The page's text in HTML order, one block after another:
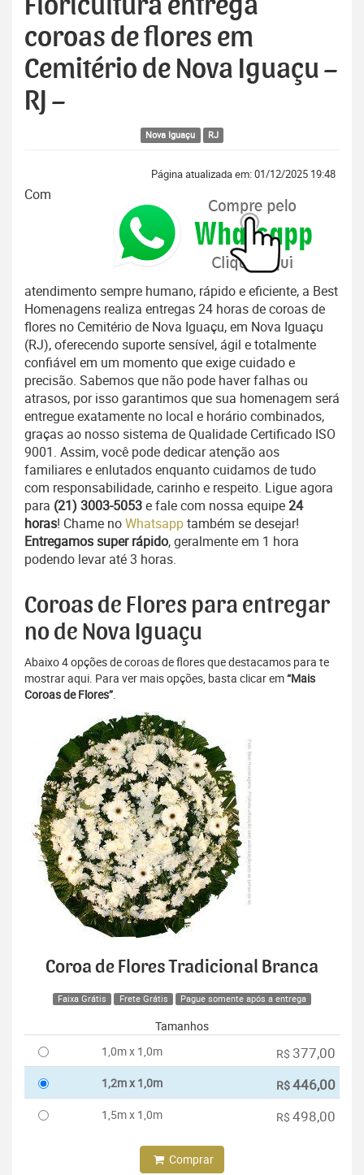
Floricultura entrega
coroas de flores em
Cemitério de Nova Iguaçu –
RJ –
Nova Iguaçu RJ
Página atualizada em: 01/12/2025 19:48
Com
atendimento sempre humano, rápido e eficiente, a Best
Homenagens realiza entregas 24 horas de coroas de
flores no Cemitério de Nova Iguaçu, em Nova Iguaçu
(RJ), oferecendo suporte sensível, ágil e totalmente
confiável em um momento que exige cuidado e
precisão. Sabemos que não pode haver falhas ou
atrasos, por isso garantimos que sua homenagem será
entregue exatamente no local e horário combinados,
graças ao nosso sistema de Qualidade Certificado ISO
9001. Assim, você pode dedicar atenção aos
familiares e enlutados enquanto cuidamos de tudo
com responsabilidade, carinho e respeito. Ligue agora
para (21) 3003-5053e fale com nossa equipe24
horas! Chame noWhatsapptambém se desejar!
Entregamos super rápido, geralmente em 1 hora
podendo levar até 3 horas.
Coroas de Flores para entregar
no de Nova Iguaçu
Abaixo 4 opções de coroas de flores que destacamos para te
mostrar aqui. Para ver mais opções, basta clicar em“Mais
Coroas de Flores”.
Coroa de Flores Tradicional Branca
Faixa Grátis Frete Grátis Pague somente após a entrega
Tamanhos
1,0m x 1,0m
R$ 377,00
1,2m x 1,0m R$446,00
1,5m x 1,0m R$ 498,00
Comprar